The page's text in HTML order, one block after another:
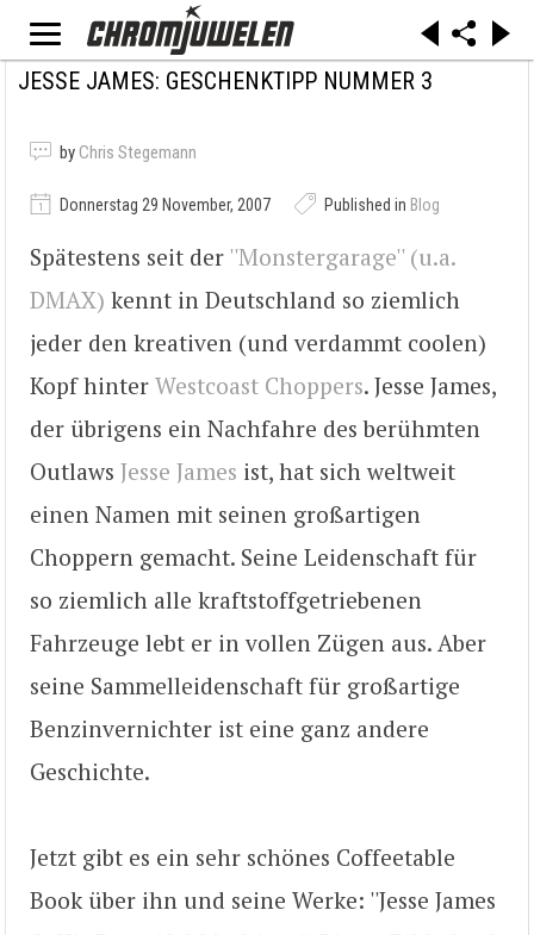
JESSE JAMES: GESCHENKTIPP NUMMER 3
by Chris Stegemann
Donnerstag 29 November, 2007 Published in Blog
Spätestens seit der ''Monstergarage'' (u.a.
DMAX) kennt in Deutschland so ziemlich
jeder den kreativen (und verdammt coolen)
Kopf hinter Westcoast Choppers. Jesse James,
der übrigens ein Nachfahre des berühmten
Outlaws Jesse James ist, hat sich weltweit
einen Namen mit seinen großartigen
Choppern gemacht. Seine Leidenschaft für
so ziemlich alle kraftstoffgetriebenen
Fahrzeuge lebt er in vollen Zügen aus. Aber
seine Sammelleidenschaft für großartige
Benzinvernichter ist eine ganz andere
Geschichte.
Jetzt gibt es ein sehr schönes Coffeetable
Book über ihn und seine Werke: ''Jesse James